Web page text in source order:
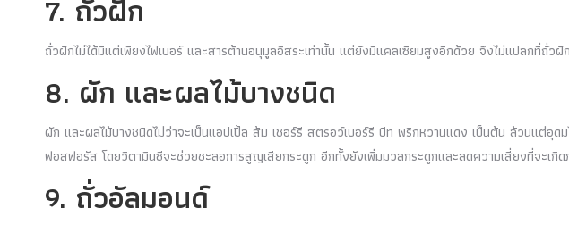
7. ถั่วฝัก
ถั่วฝักไม่ได้มีแต่เพียงไฟเบอร์ และสารต้านอนุมูลอิสระเท่านั้น แต่ยังมีแคลเซียมสูงอีกด้วย จึงไม่แปลกที่ถั่ว
8. ผัก และผลไม้บางชนิด
ผัก และผลไม้บางชนิดไม่ว่าจะเป็นแอปเปิ้ล ส้ม เชอร์รี สตรอว์เบอร์รี บีท พริกหวานแดง เป็นต้น ล้วนแต่อุ
ฟอสฟอรัส โดยวิตามินซีจะช่วยชะลอการสูญเสียกระดูก อีกทั้งยังเพิ่มมวลกระดูกและลดความเสี่ยงที่จะเกิ
9. ถั่วอัลมอนด์